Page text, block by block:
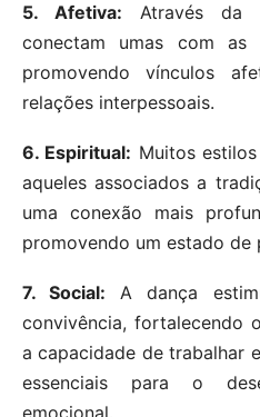
5. Afetiva: Através da
conectam umas com
promovendo vínculos
relações interpessoais.
6. Espiritual: Muitos
aqueles associados a
uma conexão mais
promovendo um estado de
7. Social: A dança
convivência, fortalecendo
a capacidade de trabalhar
essenciais para o